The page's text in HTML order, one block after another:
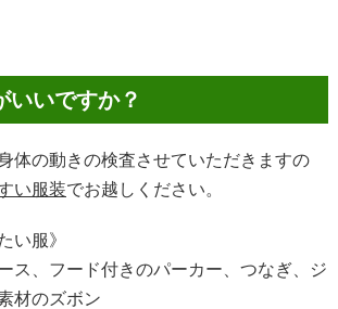
いいですか？
体の動きの検査させていただきますの
い服装でお越しください。
い服》
ス、フード付きのパーカー、つなぎ、ジ
材のズボン